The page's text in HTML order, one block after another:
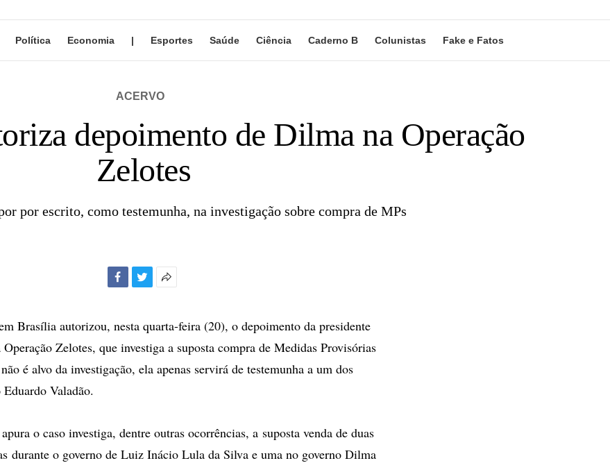
Política Economia | Esportes Saúde Ciência Caderno B Colunistas Fake e Fatos
ACERVO
depoimento de Dilma na Operação
Zelotes
por escrito, como testemunha, na investigação sobre compra de MPs
compartilhamento
Brasília autorizou, nesta quarta-feira (20), o depoimento da presidente
Zelotes, que investiga a suposta compra de Medidas Provisórias
é alvo da investigação, ela apenas servirá de testemunha a um dos
Valadão.
o caso investiga, dentre outras ocorrências, a suposta venda de duas
durante o governo de Luiz Inácio Lula da Silva e uma no governo Dilma